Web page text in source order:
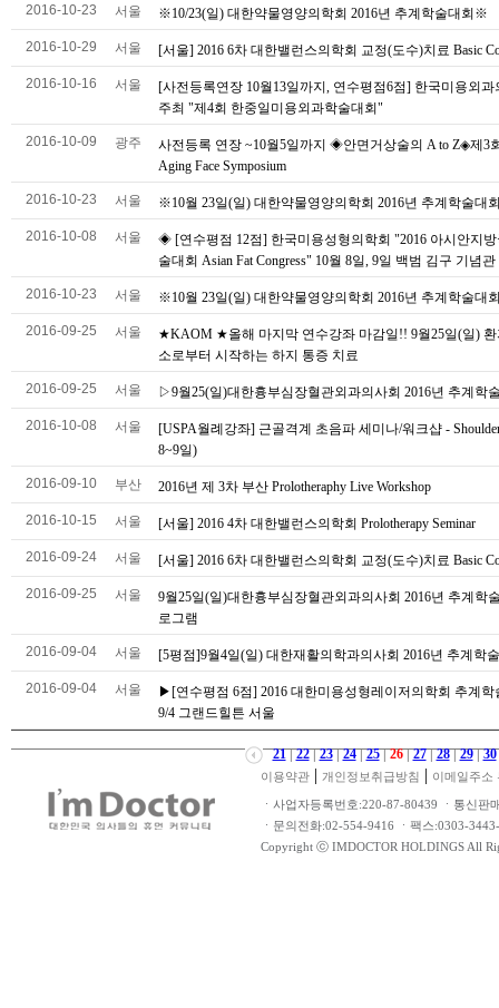
2016-10-23 서울 ※10/23(일) 대한약물영양의학회 2016년 추계학술대회※
2016-10-29 서울 [서울] 2016 6차 대한밸런스의학회 교정(도수)치료 Basic
2016-10-16 서울
[사전등록연장 10월13일까지, 연수평점6점] 한국미용외과
주최 "제4회 한중일미용외과학술대회"
2016-10-09 광주
사전등록 연장 ~10월5일까지 ◈안면거상술의 A to Z◈제3
Aging Face Symposium
2016-10-23 서울 ※10월 23일(일) 대한약물영양의학회 2016년 추계학술대
2016-10-08 서울
◈ [연수평점 12점] 한국미용성형의학회 "2016 아시안지
술대회 Asian Fat Congress" 10월 8일, 9일 백범 김구 기념관
2016-10-23 서울 ※10월 23일(일) 대한약물영양의학회 2016년 추계학술대
2016-09-25 서울
★KAOM ★올해 마지막 연수강좌 마감일!! 9월25일(일) 환
소로부터 시작하는 하지 통증 치료
2016-09-25 서울 ▷9월25(일)대한흉부심장혈관외과의사회 2016년 추계학
2016-10-08 서울
[USPA월례강좌] 근골격계 초음파 세미나/워크샵 -
8~9일)
2016-09-10 부산 2016년 제 3차 부산 Prolotheraphy Live Workshop
2016-10-15 서울 [서울] 2016 4차 대한밸런스의학회 Prolotherapy Seminar
2016-09-24 서울 [서울] 2016 6차 대한밸런스의학회 교정(도수)치료 Basic
2016-09-25 서울
9월25일(일)대한흉부심장혈관외과의사회 2016년 추계학
로그램
2016-09-04 서울 [5평점]9월4일(일) 대한재활의학과의사회 2016년 추계학
2016-09-04 서울
▶[연수평점 6점] 2016 대한미용성형레이저의학회 추계학
9/4 그랜드힐튼 서울
21|22|23|24|25|26|27|28|29|30
이용약관 | 개인정보취급방침 | 이메일주소
ㆍ사업자등록번호:220-87-80439 ㆍ통신판
ㆍ문의전화:02-554-9416 ㆍ팩스:0303-
Copyright ⓒ IMDOCTOR HOLDINGS All